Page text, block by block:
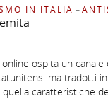
IN ITALIA –
online ospita un
ma tradotti in
caratteristiche